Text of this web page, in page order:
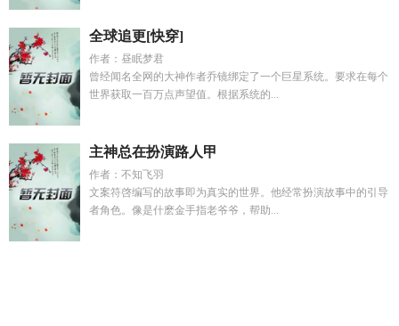
全球追更[快穿]
作者：昼眠梦君
曾经闻名全网的大神作者乔镜绑定了一个巨星系统。要求在每个
世界获取一百万点声望值。根据系统的...
主神总在扮演路人甲
作者：不知飞羽
文案符啓编写的故事即为真实的世界。他经常扮演故事中的引导
者角色。像是什麽金手指老爷爷，帮助...